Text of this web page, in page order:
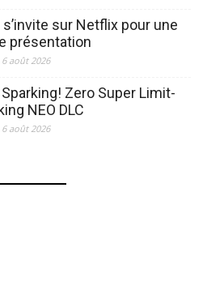
sur Netflix pour une
présentation
6 août 2026
Zero Super Limit-
NEO DLC
6 août 2026